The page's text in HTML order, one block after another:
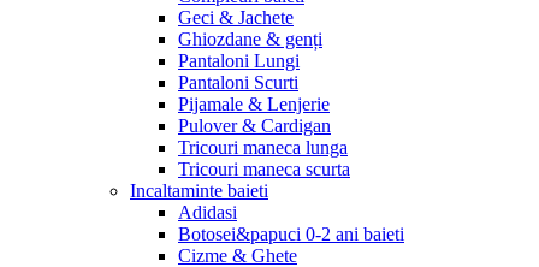
Geci & Jachete
Ghiozdane & genți
Pantaloni Lungi
Pantaloni Scurti
Pijamale & Lenjerie
Pulover & Cardigan
Tricouri maneca lunga
Tricouri maneca scurta
Incaltaminte baieti
Adidasi
Botosei&papuci 0-2 ani baieti
Cizme & Ghete